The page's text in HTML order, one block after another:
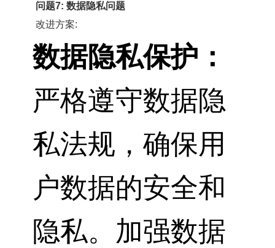
问题7: 数据隐私问题
改进方案:
数据隐私保护：
严格遵守数据隐
私法规，确保用
户数据的安全和
隐私。加强数据